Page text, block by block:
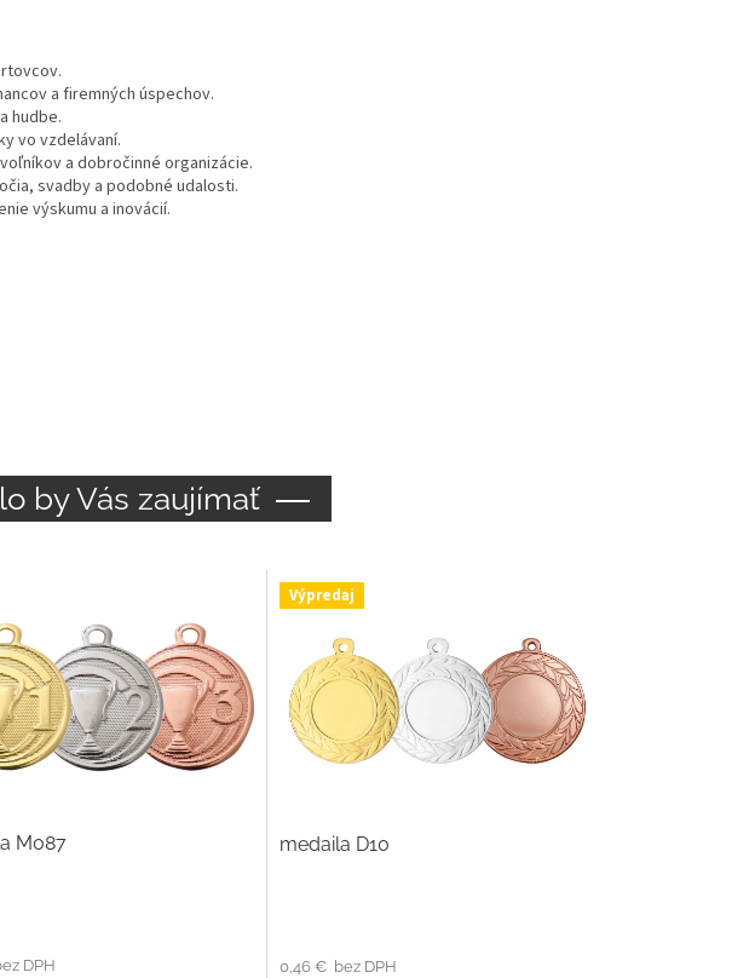
a firemných úspechov.
hudbe.
vo vzdelávaní.
a dobročinné organizácie.
svadby a podobné udalosti.
výskumu a inovácií.
by Vás zaujímať
M087
DPH
Výpredaj
medaila D10
0,46 € bez DPH